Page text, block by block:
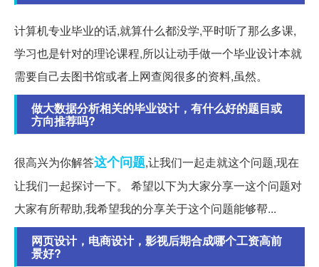
计算机专业毕业的话,就算什么都没学,平时听了那么多课,
学习也是针对的理论课程,所以让动手做一个毕业设计本就
需要自己去图书馆或者上网查阅很多的资料,虽然。
做大数据分析相关的毕业设计，有什么好的题目或
方向推荐吗?
很高兴为你解答这个问题,让我们一起走就这个问题,现在
让我们一起探讨一下。 希望以下为大家分享一这个问题对
大家有所帮助,我希望我的分享关于这个问题能够帮...
网页设计，电商设计，影视后期合成哪个工资高前
景好?